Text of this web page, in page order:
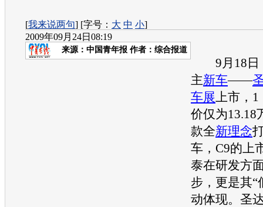
[我来说两句] [字号： 大 中 小]
2009年09月24日08:19
来源： 中国青年报 作者：综合报道
9月18日
主新车——
车展 上市，
价仅为13.18
款全新理念
车 ，C9的上
泰在研发方
步，更是其“
动体现。 圣